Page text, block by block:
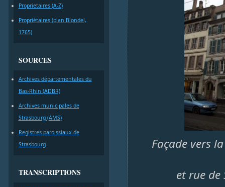
Proprietaires (A-Z)
Propriétaires (plan Blondel,
1765)
SOURCES
Archives départementales du
Bas-Rhin (ADBR)
Archives municipales de
Strasbourg (AMS)
Registres paroissiaux de
Strasbourg
TRANSCRIPTIONS
Façade vers
et rue